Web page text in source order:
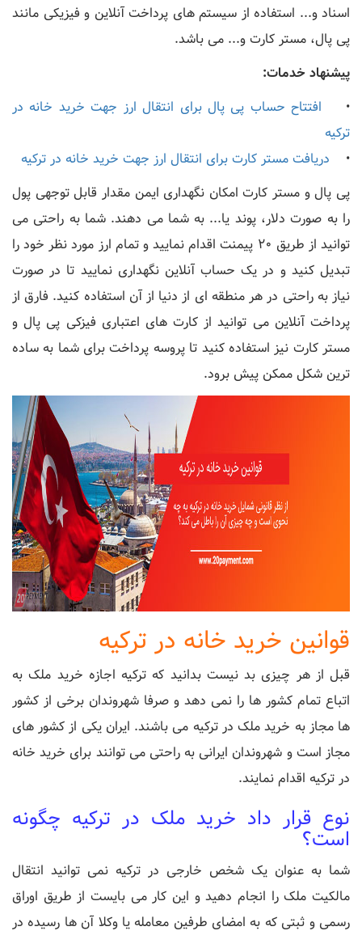
اسناد و... استفاده از سیستم های پرداخت آنلاین و فیزیکی مانند
پی پال، مستر کارت و... می باشد.
پیشنهاد خدمات:
• افتتاح حساب پی پال برای انتقال ارز جهت خرید خانه در
ترکیه
• دریافت مستر کارت برای انتقال ارز جهت خرید خانه در ترکیه
پی پال و مستر کارت امکان نگهداری ایمن مقدار قابل توجهی پول
را به صورت دلار، پوند یا... به شما می دهند. شما به راحتی می
توانید از طریق 20 پیمنت اقدام نمایید و تمام ارز مورد نظر خود را
تبدیل کنید و در یک حساب آنلاین نگهداری نمایید تا در صورت
نیاز به راحتی در هر منطقه ای از دنیا از آن استفاده کنید. فارق از
پرداخت آنلاین می توانید از کارت های اعتباری فیزکی پی پال و
مستر کارت نیز استفاده کنید تا پروسه پرداخت برای شما به ساده
ترین شکل ممکن پیش برود.
قوانین خرید خانه در ترکیه
قبل از هر چیزی بد نیست بدانید که ترکیه اجازه خرید ملک به
اتباع تمام کشور ها را نمی دهد و صرفا شهروندان برخی از کشور
ها مجاز به خرید ملک در ترکیه می باشند. ایران یکی از کشور های
مجاز است و شهروندان ایرانی به راحتی می توانند برای خرید خانه
در ترکیه اقدام نمایند.
نوع قرار داد خرید ملک در ترکیه چگونه
است؟
شما به عنوان یک شخص خارجی در ترکیه نمی توانید انتقال
مالکیت ملک را انجام دهید و این کار می بایست از طریق اوراق
رسمی و ثبتی که به امضای طرفین معامله یا وکلا آن ها رسیده در